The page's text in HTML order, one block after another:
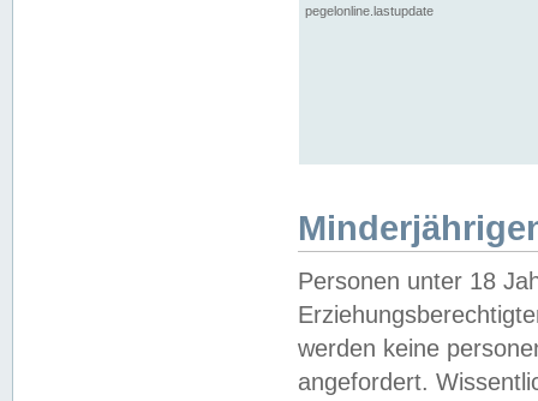
pegelonline.lastupdate
Personen unter 18
werden keine
angefordert.